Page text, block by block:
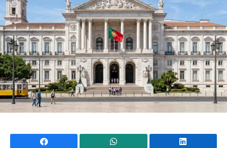
Facebook WhatsApp